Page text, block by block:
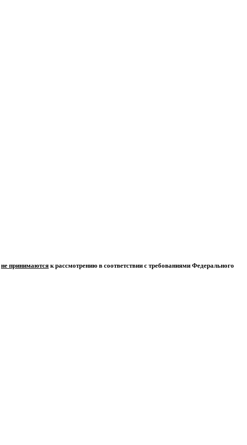
не принимаются к рассмотрению в соответствии с требованиями Федерального